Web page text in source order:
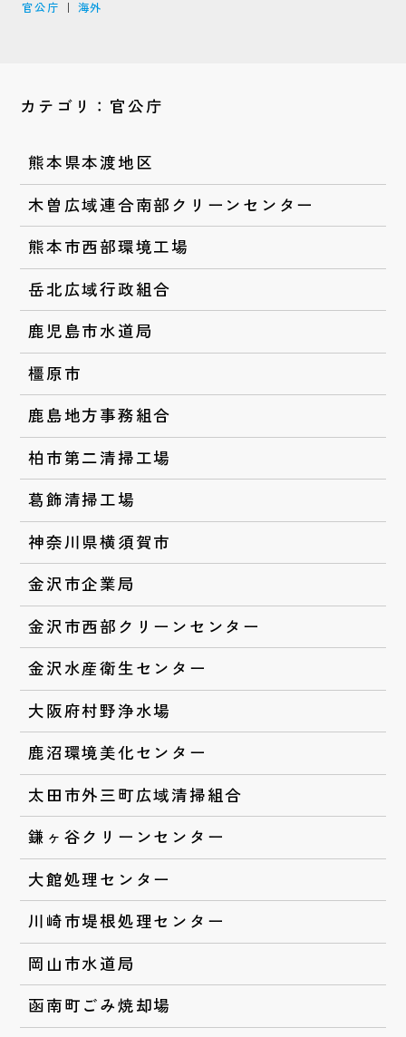
官公庁
海外
カテゴリ：官公庁
熊本県本渡地区
木曽広域連合南部クリーンセンター
熊本市西部環境工場
岳北広域行政組合
鹿児島市水道局
橿原市
鹿島地方事務組合
柏市第二清掃工場
葛飾清掃工場
神奈川県横須賀市
金沢市企業局
金沢市西部クリーンセンター
金沢水産衛生センター
大阪府村野浄水場
鹿沼環境美化センター
太田市外三町広域清掃組合
鎌ヶ谷クリーンセンター
大館処理センター
川崎市堤根処理センター
岡山市水道局
函南町ごみ焼却場